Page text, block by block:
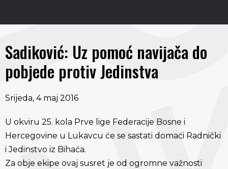
Sadiković: Uz pomoć navijača do
pobjede protiv Jedinstva
Srijeda, 4 maj 2016
U okviru 25. kola Prve lige Federacije Bosne i
Hercegovine u Lukavcu će se sastati domaći Radnički
i Jedinstvo iz Bihaća.
Za obje ekipe ovaj susret je od ogromne važnosti